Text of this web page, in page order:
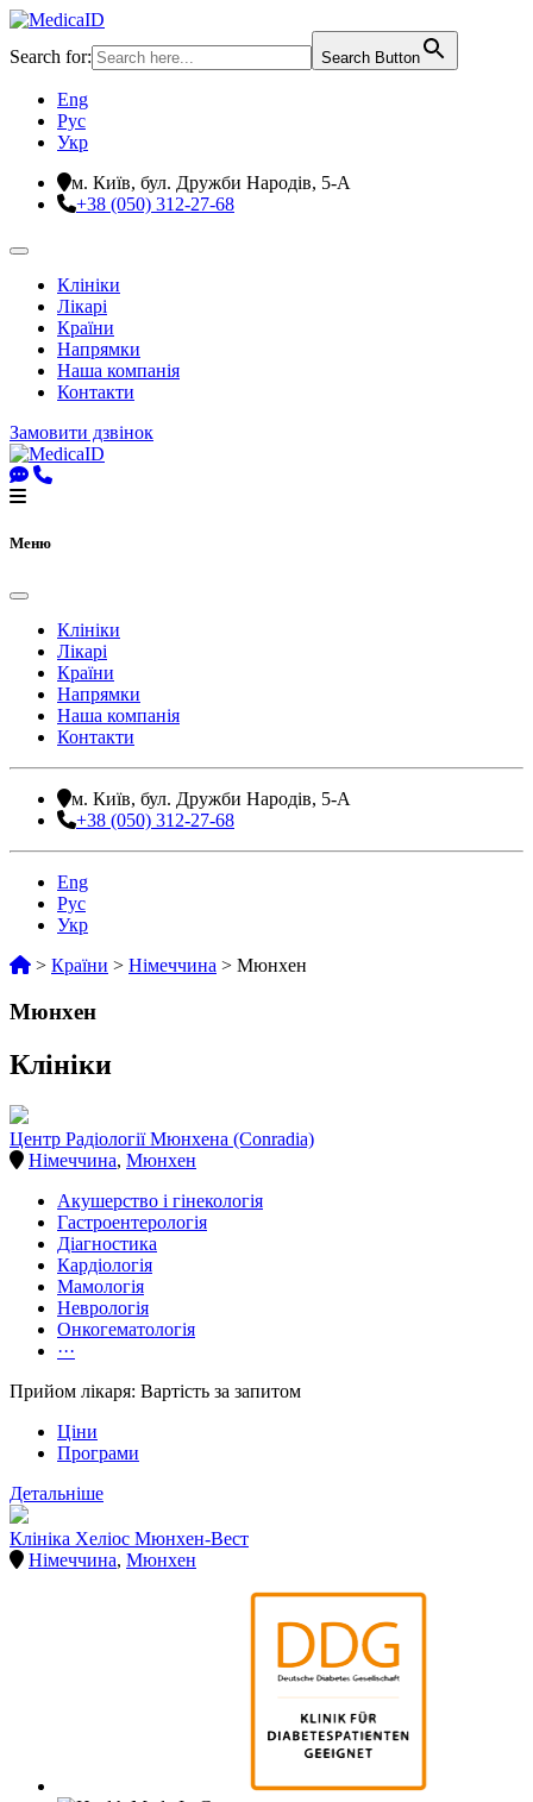
Search for: Search Button
Eng
Рус
Укр
м. Київ, бул. Дружби Народів, 5-А
+38 (050) 312-27-68
Клініки
Лікарі
Країни
Напрямки
Наша компанія
Контакти
Замовити дзвінок
Меню
Клініки
Лікарі
Країни
Напрямки
Наша компанія
Контакти
м. Київ, бул. Дружби Народів, 5-А
+38 (050) 312-27-68
Eng
Рус
Укр
> Країни > Німеччина > Мюнхен
Мюнхен
Клініки
Центр Радіології Мюнхена (Conradia)
Німеччина, Мюнхен
Акушерство і гінекологія
Гастроентерологія
Діагностика
Кардіологія
Мамологія
Неврологія
Онкогематологія
···
Прийом лікаря: Вартість за запитом
Ціни
Програми
Детальніше
Клініка Хеліос Мюнхен-Вест
Німеччина, Мюнхен